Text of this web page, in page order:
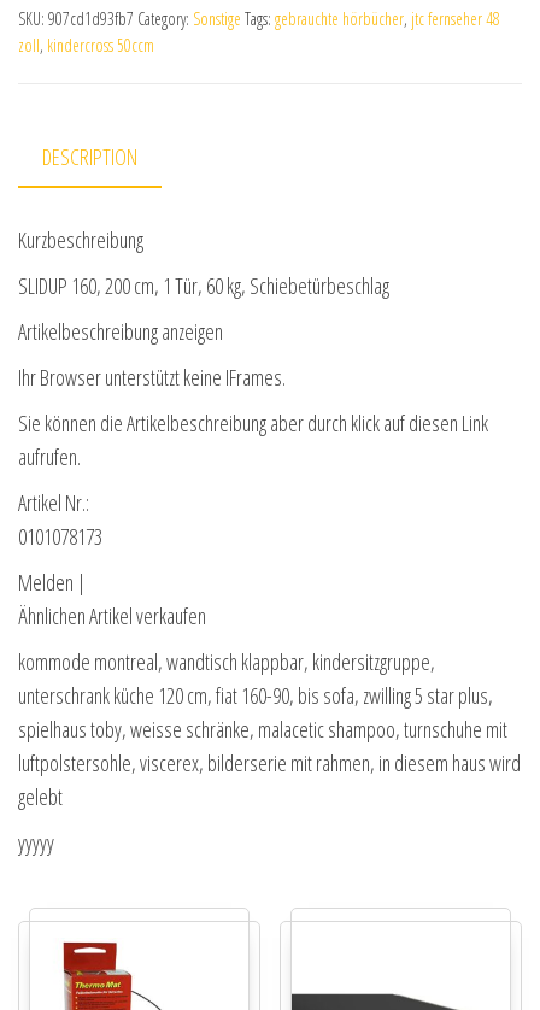
SKU: 907cd1d93fb7 Category: Sonstige Tags: gebrauchte hörbücher, jtc fernseher 48
zoll, kindercross 50ccm
DESCRIPTION
Kurzbeschreibung
SLIDUP 160, 200 cm, 1 Tür, 60 kg, Schiebetürbeschlag
Artikelbeschreibung anzeigen
Ihr Browser unterstützt keine IFrames.
Sie können die Artikelbeschreibung aber durch klick auf diesen Link
aufrufen.
Artikel Nr.:
0101078173
Melden |
Ähnlichen Artikel verkaufen
kommode montreal, wandtisch klappbar, kindersitzgruppe,
unterschrank küche 120 cm, fiat 160-90, bis sofa, zwilling 5 star plus,
spielhaus toby, weisse schränke, malacetic shampoo, turnschuhe mit
luftpolstersohle, viscerex, bilderserie mit rahmen, in diesem haus wird
gelebt
yyyyy